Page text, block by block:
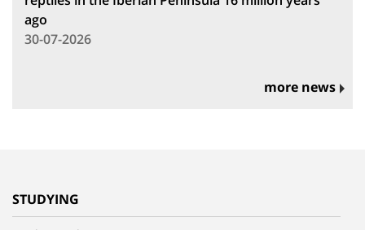
ago
30-07-2026
more news
STUDYING